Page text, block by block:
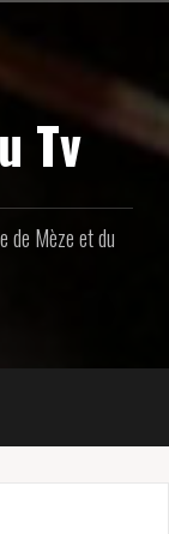
Tv
de Mèze et du